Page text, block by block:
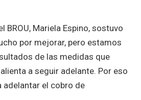
BROU, Mariela Espino, sostuvo
por mejorar, pero estamos
de las medidas que
a seguir adelante. Por eso
adelantar el cobro de